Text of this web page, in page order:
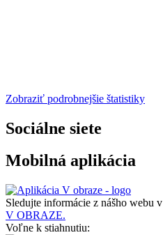
Zobraziť podrobnejšie štatistiky
Sociálne siete
Mobilná aplikácia
Sledujte informácie z nášho webu v
V OBRAZE.
Voľne k stiahnutiu: